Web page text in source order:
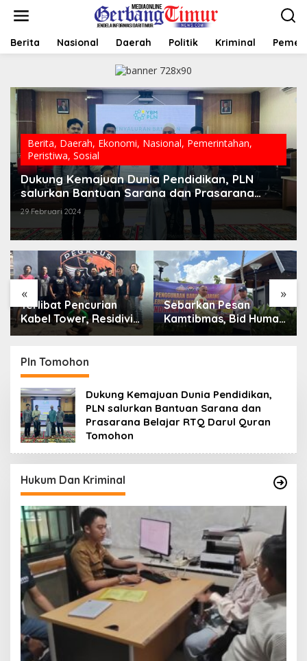
t
Berita Nasional Daerah Politik Kriminal
Berita, Daerah, Ekonomi, Nasional, Pemerintahan,
Peristiwa, Sosial
Dukung Kemajuan Dunia Pendidikan, PLN
salurkan Bantuan Sarana dan Prasarana
Belajar RTQ Darul Quran Tomohon
29 Februari 2024
« »
Sebarkan Pesan
Kamtibmas, Bid Humas
Polda Kaltim
Pemasangan Spanduk
serta Pembagian
Stiker
Hari Bhayangkara Jadi
Momentum Berbagi,
Polres Gowa Datangi
Pln Tomohon
Dukung Kemajuan Dunia Pendidikan,
PLN salurkan Bantuan Sarana dan
Prasarana Belajar RTQ Darul Quran
Tomohon
Hukum Dan Kriminal